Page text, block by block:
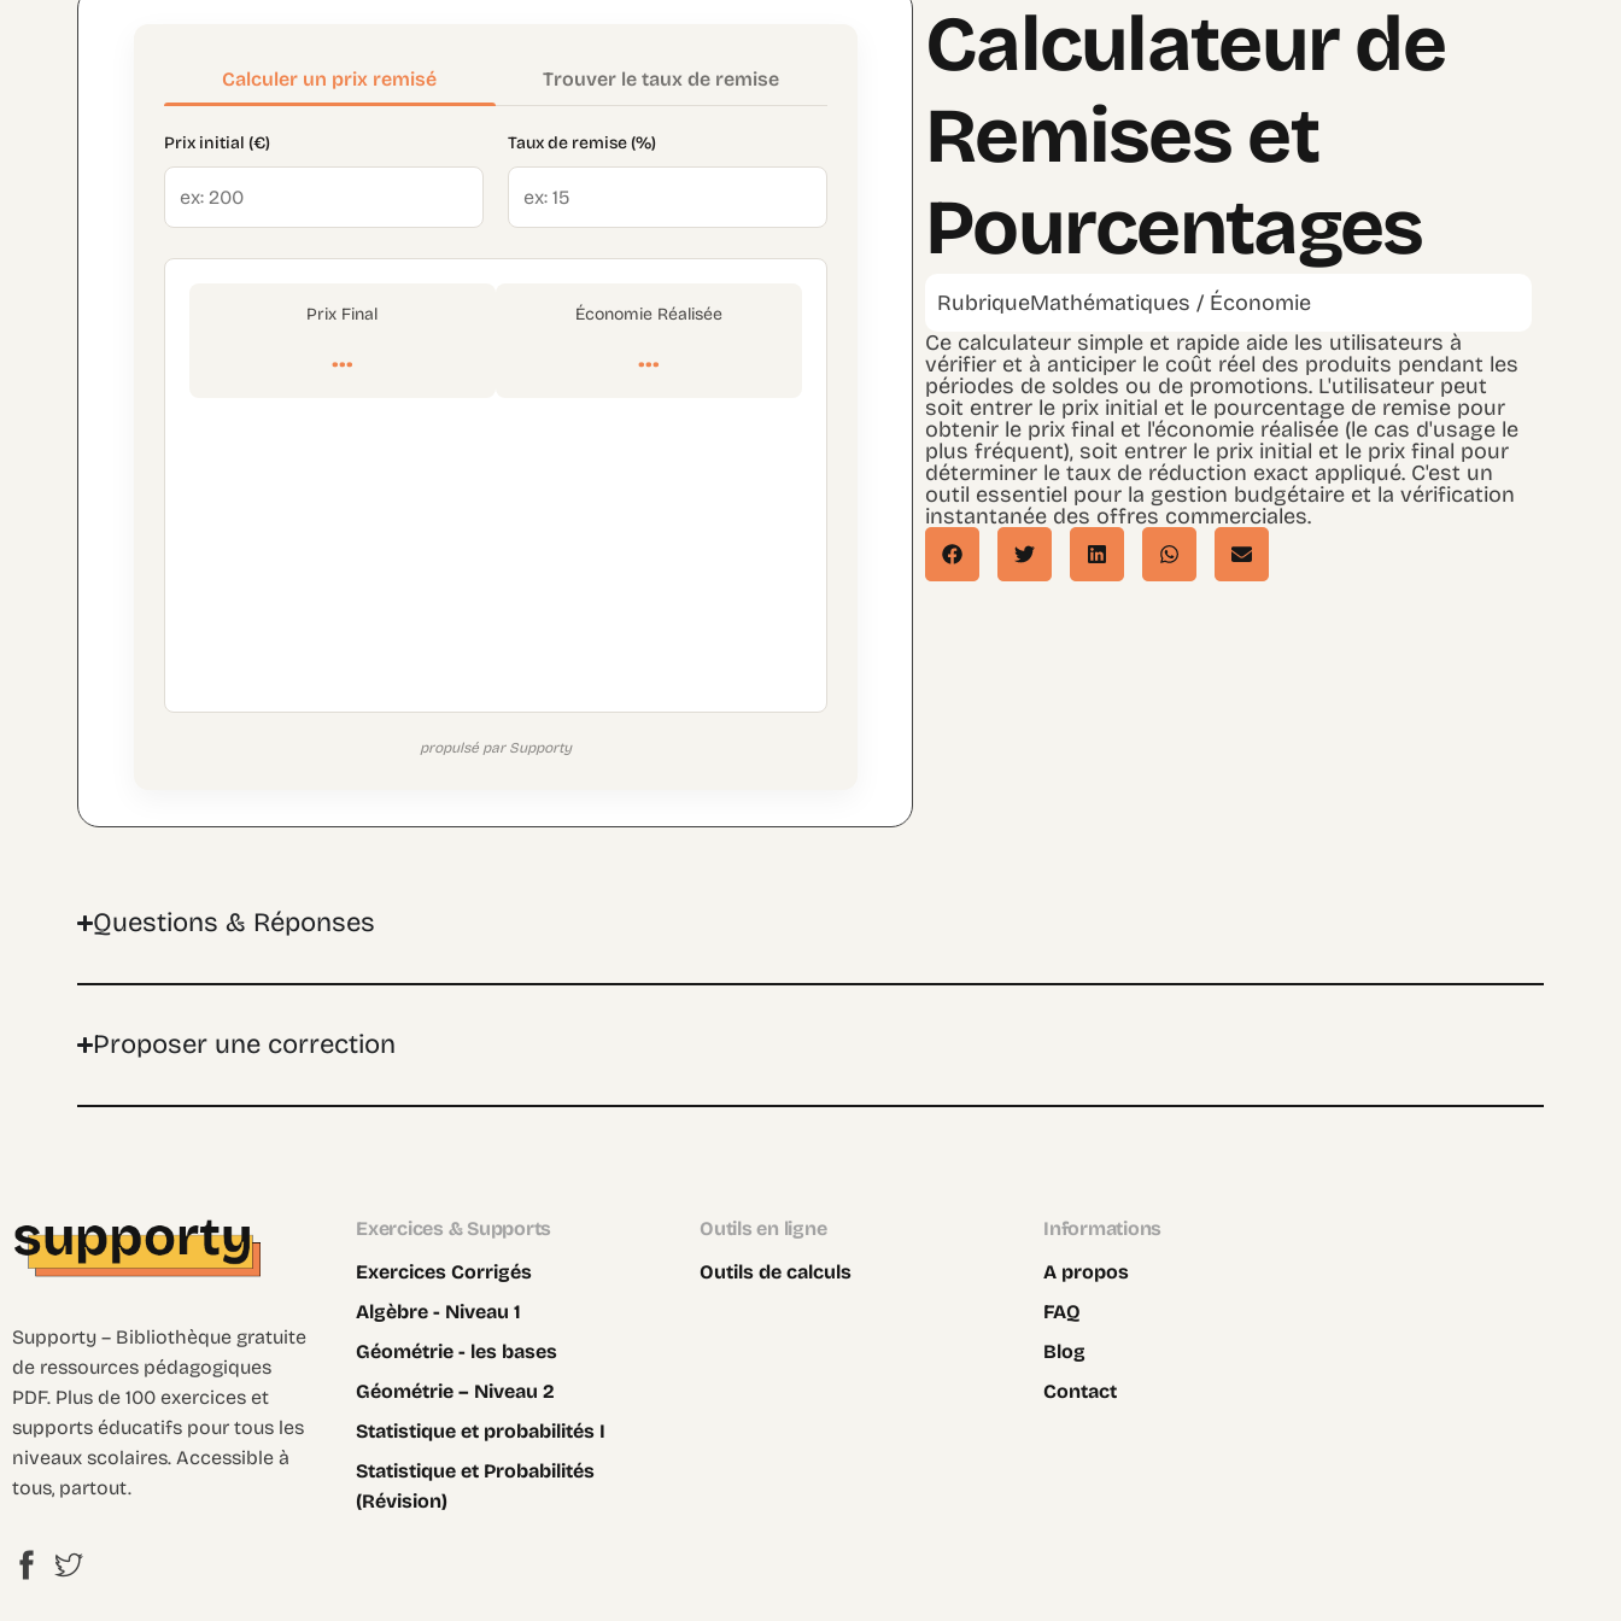
Calculer un prix remisé Trouver le taux de remise
Prix initial (€) Taux de remise (%)
Prix Final
...
Économie Réalisée
...
propulsé par Supporty
Calculateur de
Remises et
Pourcentages
RubriqueMathématiques / Économie
Ce calculateur simple et rapide aide les utilisateurs à
vérifier et à anticiper le coût réel des produits pendant les
périodes de soldes ou de promotions. L'utilisateur peut
soit entrer le prix initial et le pourcentage de remise pour
obtenir le prix final et l'économie réalisée (le cas d'usage le
plus fréquent), soit entrer le prix initial et le prix final pour
déterminer le taux de réduction exact appliqué. C'est un
outil essentiel pour la gestion budgétaire et la vérification
instantanée des offres commerciales.
Questions & Réponses
Proposer une correction
Supporty – Bibliothèque gratuite
de ressources pédagogiques
PDF. Plus de 100 exercices et
supports éducatifs pour tous les
niveaux scolaires. Accessible à
tous, partout.
Exercices & Supports
Exercices Corrigés
Algèbre - Niveau 1
Géométrie - les bases
Géométrie – Niveau 2
Statistique et probabilités I
Statistique et Probabilités
(Révision)
Outils en ligne
Outils de calculs
Informations
A propos
FAQ
Blog
Contact